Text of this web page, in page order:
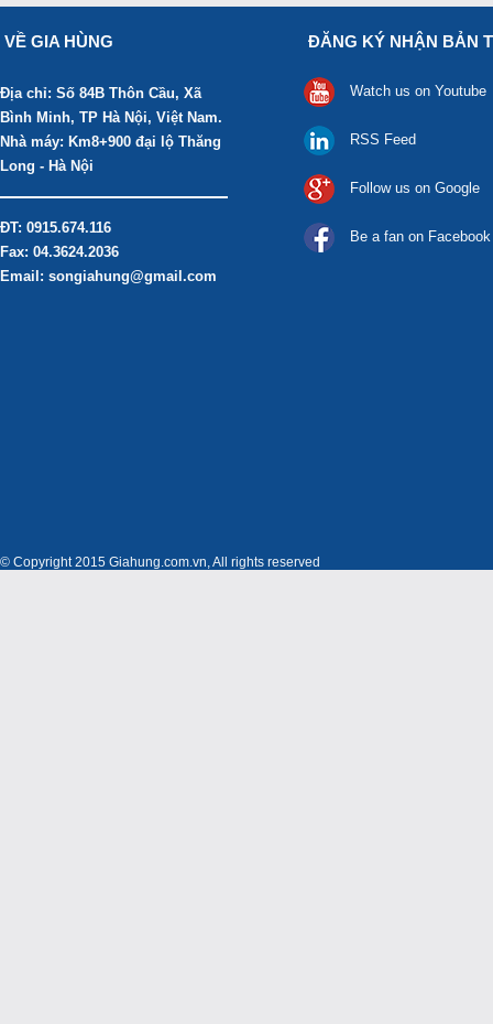
VỀ GIA HÙNG
Địa chỉ: Số 84B Thôn Cầu, Xã
Bình Minh, TP Hà Nội, Việt Nam.
Nhà máy: Km8+900 đại lộ Thăng
Long - Hà Nội
ĐT: 0915.674.116
Fax: 04.3624.2036
Email: songiahung@gmail.com
ĐĂNG KÝ NHẬN BẢN
Watch us on Youtube
RSS Feed
Follow us on Google
Be a fan on Facebook
© Copyright 2015 Giahung.com.vn, All rights reserved